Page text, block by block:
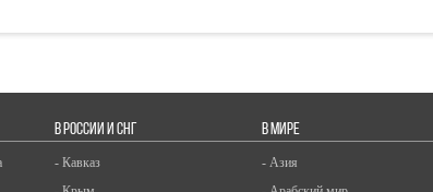
В РОССИИ И СНГ
- Кавказ
В МИРЕ
- Азия